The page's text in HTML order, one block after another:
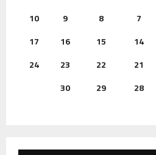
7
8
9
10
14
15
16
17
21
22
23
24
28
29
30